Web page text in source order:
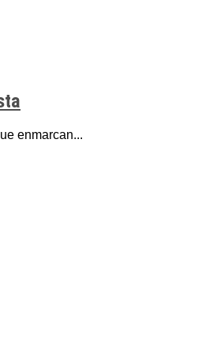
enmarcan...